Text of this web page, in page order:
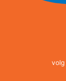
volg